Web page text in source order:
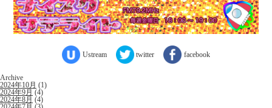
Ustream twitter facebook
Archive
2024年10月 (1)
2024年9月 (4)
2024年8月 (4)